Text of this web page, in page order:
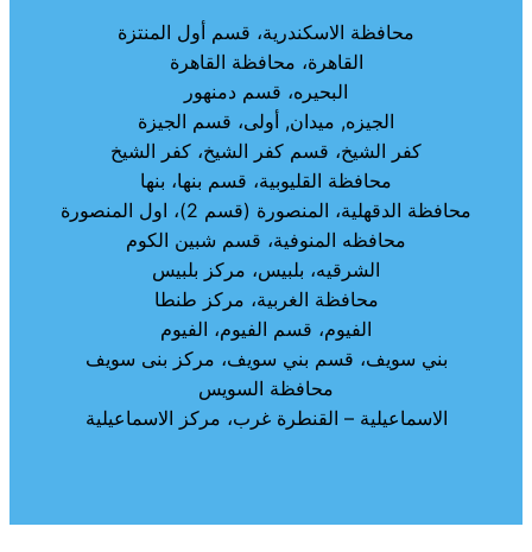
محافظة الاسكندرية، قسم أول المنتزة
القاهرة، محافظة القاهرة
البحيره، قسم دمنهور
الجيزه, ميدان, أولى، قسم الجيزة
كفر الشيخ، قسم كفر الشيخ، كفر الشيخ
محافظة القليوبية، قسم بنها، بنها
محافظة الدقهلية، المنصورة (قسم 2)، اول المنصورة
محافظه المنوفية، قسم شبين الكوم
الشرقيه، بلبيس، مركز بلبيس
محافظة الغربية، مركز طنطا
الفيوم، قسم الفيوم، الفيوم
بني سويف، قسم بني سويف، مركز بنى سويف
محافظة السويس
الاسماعيلية – القنطرة غرب، مركز الاسماعيلية